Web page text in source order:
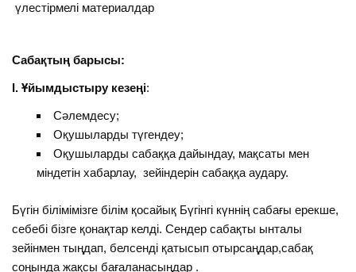
үлестірмелі материалдар
Сабақтың барысы:
І. Ұйымдыстыру кезеңі:
Сәлемдесу;
Оқушыларды түгендеу;
Оқушыларды сабаққа дайындау, мақсаты мен
міндетін хабарлау, зейіндерін сабаққа аудару.
Бүгін білімімізге білім қосайық Бүгінгі күннің сабағы ерекше,
себебі бізге қонақтар келді. Сендер сабақты ынталы
зейінмен тыңдап, белсенді қатысып отырсаңдар,сабақ
соңында жақсы бағаланасыңдар .